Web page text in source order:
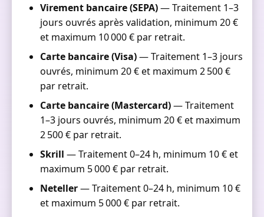
Virement bancaire (SEPA)— Traitement 1–3
jours ouvrés après validation, minimum 20 €
et maximum 10 000 € par retrait.
Carte bancaire (Visa)— Traitement 1–3 jours
ouvrés, minimum 20 € et maximum 2 500 €
par retrait.
Carte bancaire (Mastercard)— Traitement
1–3 jours ouvrés, minimum 20 € et maximum
2 500 € par retrait.
Skrill — Traitement 0–24 h, minimum 10 € et
maximum 5 000 € par retrait.
Neteller— Traitement 0–24 h, minimum 10 €
et maximum 5 000 € par retrait.